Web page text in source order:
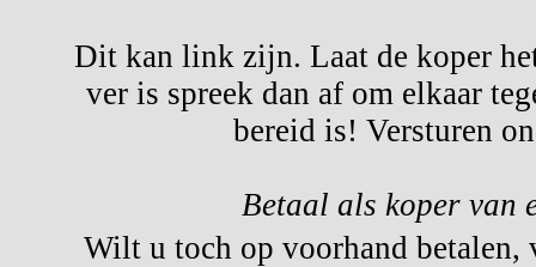
Dit kan link zijn. Laat de koper
ver is spreek dan af om elkaar
bereid is! Versturen
Betaal als koper van
Wilt u toch op voorhand